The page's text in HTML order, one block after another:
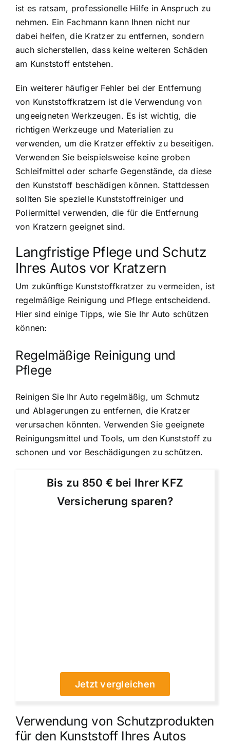
ist es ratsam, professionelle Hilfe in Anspruch zu
nehmen. Ein Fachmann kann Ihnen nicht nur
dabei helfen, die Kratzer zu entfernen, sondern
auch sicherstellen, dass keine weiteren Schäden
am Kunststoff entstehen.
Ein weiterer häufiger Fehler bei der Entfernung
von Kunststoffkratzern ist die Verwendung von
ungeeigneten Werkzeugen. Es ist wichtig, die
richtigen Werkzeuge und Materialien zu
verwenden, um die Kratzer effektiv zu beseitigen.
Verwenden Sie beispielsweise keine groben
Schleifmittel oder scharfe Gegenstände, da diese
den Kunststoff beschädigen können. Stattdessen
sollten Sie spezielle Kunststoffreiniger und
Poliermittel verwenden, die für die Entfernung
von Kratzern geeignet sind.
Langfristige Pflege und Schutz
Ihres Autos vor Kratzern
Um zukünftige Kunststoffkratzer zu vermeiden, ist
regelmäßige Reinigung und Pflege entscheidend.
Hier sind einige Tipps, wie Sie Ihr Auto schützen
können:
Regelmäßige Reinigung und
Pflege
Reinigen Sie Ihr Auto regelmäßig, um Schmutz
und Ablagerungen zu entfernen, die Kratzer
verursachen könnten. Verwenden Sie geeignete
Reinigungsmittel und Tools, um den Kunststoff zu
schonen und vor Beschädigungen zu schützen.
Bis zu 850 € bei Ihrer KFZ
Versicherung sparen?
Jetzt vergleichen
Verwendung von Schutzprodukten
für den Kunststoff Ihres Autos